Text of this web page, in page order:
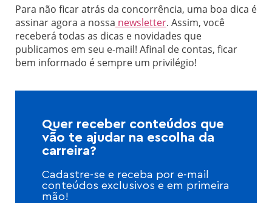
Para não ficar atrás da concorrência, uma boa dica é
assinar agora a nossa newsletter. Assim, você
receberá todas as dicas e novidades que
publicamos em seu e-mail! Afinal de contas, ficar
bem informado é sempre um privilégio!
Quer receber conteúdos que
vão te ajudar na escolha da
carreira?
Cadastre-se e receba por e-mail
conteúdos exclusivos e em primeira
mão!